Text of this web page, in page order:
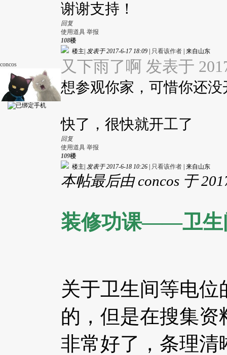
谢谢支持！
回复
使用道具 举报
concos
108楼
楼主 发表于 2017-6-17 18:09 只看该作者 来自山东
又下雨了啊 发表于
想参观你家，可惜你还没
快了，很快就开工了
回复
使用道具 举报
109楼
楼主 发表于 2017-6-18 10:26 只看该作者 来自山东
本帖最后由 concos 于
装修功课——卫生
关于卫生间等电
的，但是在搜集
非常好了，条理清